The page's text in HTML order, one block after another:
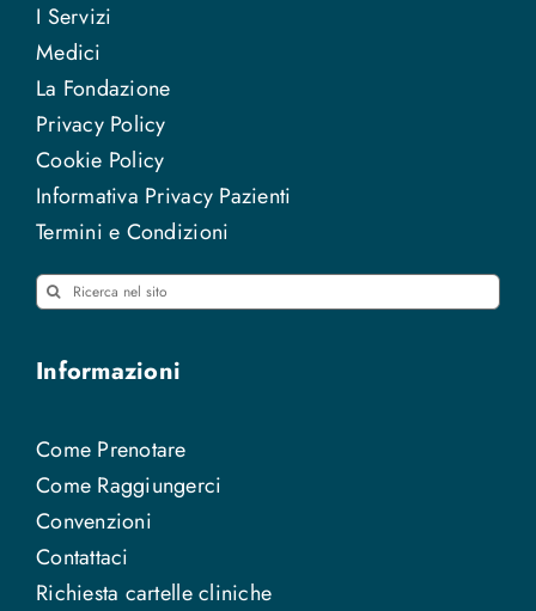
I Servizi
Medici
La Fondazione
Privacy Policy
Cookie Policy
Informativa Privacy Pazienti
Termini e Condizioni
Cerca
Informazioni
Come Prenotare
Come Raggiungerci
Convenzioni
Contattaci
Richiesta cartelle cliniche